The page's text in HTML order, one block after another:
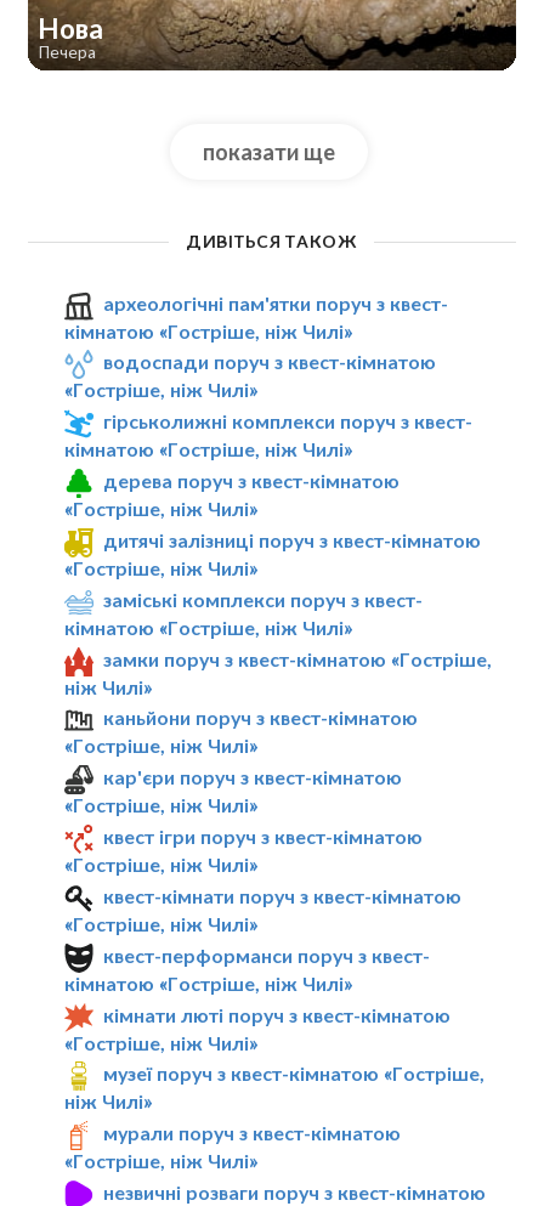
Нова
Печера
показати ще
ДИВІТЬСЯ ТАКОЖ
археологічні пам'ятки поруч з квест-
кімнатою «Гостріше, ніж Чилі»
водоспади поруч з квест-кімнатою
«Гостріше, ніж Чилі»
гірськолижні комплекси поруч з квест-
кімнатою «Гостріше, ніж Чилі»
дерева поруч з квест-кімнатою
«Гостріше, ніж Чилі»
дитячі залізниці поруч з квест-кімнатою
«Гостріше, ніж Чилі»
заміські комплекси поруч з квест-
кімнатою «Гостріше, ніж Чилі»
замки поруч з квест-кімнатою «Гостріше,
ніж Чилі»
каньйони поруч з квест-кімнатою
«Гостріше, ніж Чилі»
кар'єри поруч з квест-кімнатою
«Гостріше, ніж Чилі»
квест ігри поруч з квест-кімнатою
«Гостріше, ніж Чилі»
квест-кімнати поруч з квест-кімнатою
«Гостріше, ніж Чилі»
квест-перформанси поруч з квест-
кімнатою «Гостріше, ніж Чилі»
кімнати люті поруч з квест-кімнатою
«Гостріше, ніж Чилі»
музеї поруч з квест-кімнатою «Гостріше,
ніж Чилі»
мурали поруч з квест-кімнатою
«Гостріше, ніж Чилі»
незвичні розваги поруч з квест-кімнатою